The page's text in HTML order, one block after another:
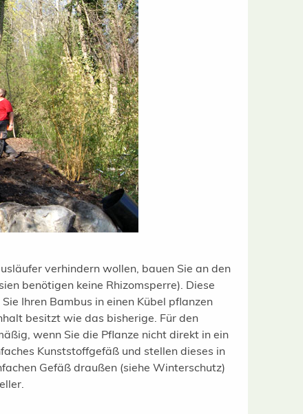
verhindern wollen, bauen Sie an den
benötigen keine Rhizomsperre). Diese
Ihren Bambus in einen Kübel pflanzen
besitzt wie das bisherige. Für den
wenn Sie die Pflanze nicht direkt in ein
Kunststoffgefäß und stellen dieses in
Gefäß draußen (siehe Winterschutz)